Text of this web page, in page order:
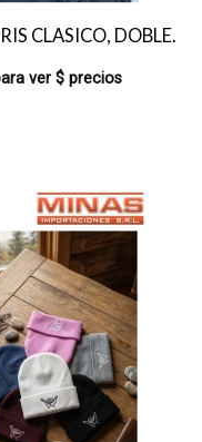
CLASICO, DOBLE.
ver $ precios